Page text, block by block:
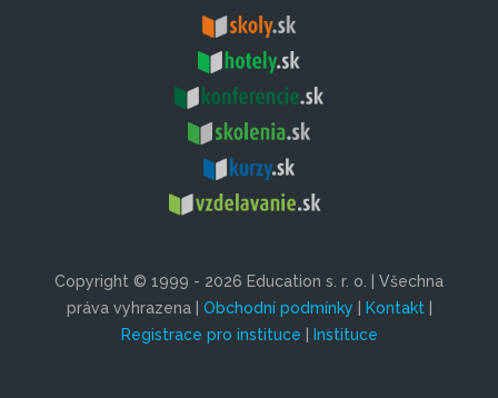
Copyright © 1999 - 2026 Education s. r. o. | Všechna
práva vyhrazena | Obchodní podmínky | Kontakt|
Registrace pro instituce | Instituce